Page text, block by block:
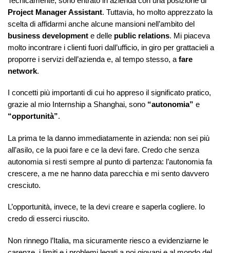
Project Manager Assistant. Tuttavia, ho molto apprezzato la
scelta di affidarmi anche alcune mansioni nell’ambito del
business development e delle public relations. Mi piaceva
molto incontrare i clienti fuori dall’ufficio, in giro per grattacieli a
proporre i servizi dell’azienda e, al tempo stesso, a fare
network.
I concetti più importanti di cui ho appreso il significato pratico,
grazie al mio Internship a Shanghai, sono “autonomia” e
“opportunità”.
La prima te la danno immediatamente in azienda: non sei più
all’asilo, ce la puoi fare e ce la devi fare. Credo che senza
autonomia si resti sempre al punto di partenza: l’autonomia fa
crescere, a me ne hanno data parecchia e mi sento davvero
cresciuto.
L’opportunità, invece, te la devi creare e saperla cogliere. Io
credo di esserci riuscito.
Non rinnego l’Italia, ma sicuramente riesco a evidenziarne le